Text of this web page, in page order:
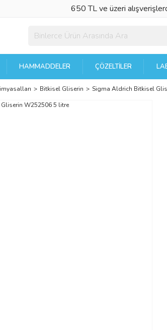
650 TL ve üzeri
HAMMADDELER ÇÖZELTILER
Bitkisel Gliserin Sigma Aldrich Bitkisel